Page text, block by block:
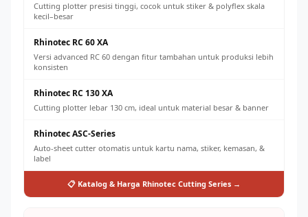
Cutting plotter presisi tinggi, cocok untuk stiker & polyflex skala
kecil–besar
Rhinotec RC 60 XA
Versi advanced RC 60 dengan fitur tambahan untuk produksi lebih
konsisten
Rhinotec RC 130 XA
Cutting plotter lebar 130 cm, ideal untuk material besar & banner
Rhinotec ASC-Series
Auto-sheet cutter otomatis untuk kartu nama, stiker, kemasan, &
label
📋 Katalog & Harga Rhinotec Cutting Series →